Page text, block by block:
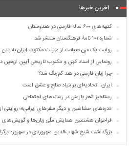
آخرین خبرها
کتیبه‌های ۶۰۰ ساله فارسی در هندوستان
شماره ۱۰۱ نامۀ فرهنگستان منتشر شد
روایت یک قرن صیانت از میراث مکتوب ایران به بیان
رونمایی از اسناد کهن و مکتوب تاریخی آیین
چرا زبان فارسی در هند کم‌رنگ شد؟
ایران، اتحادیه‌ای بر بنیاد صلح و عشق است
رستاخیز شعر پارسی در رسانه‌های اجتماعی
«دره‌های حشاشین و دیگر سفرهای ایرانی»؛ روایتی از
فراخوان هشتمین همایش ملّی زبان‌ها و گویش‌های
بزرگداشت شیخ شهاب‌الدین سهروردی در سهرورد